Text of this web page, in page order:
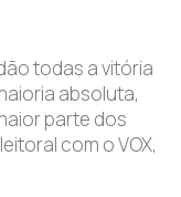
todas a vitória
absoluta,
parte dos
com o VOX,